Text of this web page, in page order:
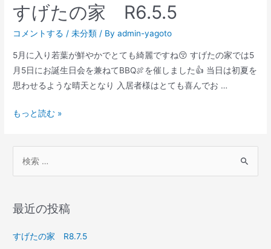
すげたの家 R6.5.5
コメントする /未分類 / Byadmin-yagoto
5月に入り若葉が鮮やかでとても綺麗ですね😚 すげたの家では5
月5日にお誕生日会を兼ねてBBQ🍖を催しました👍 当日は初夏を
思わせるような晴天となり 入居者様はとても喜んでお …
もっと読む »
最近の投稿
すげたの家 R8.7.5